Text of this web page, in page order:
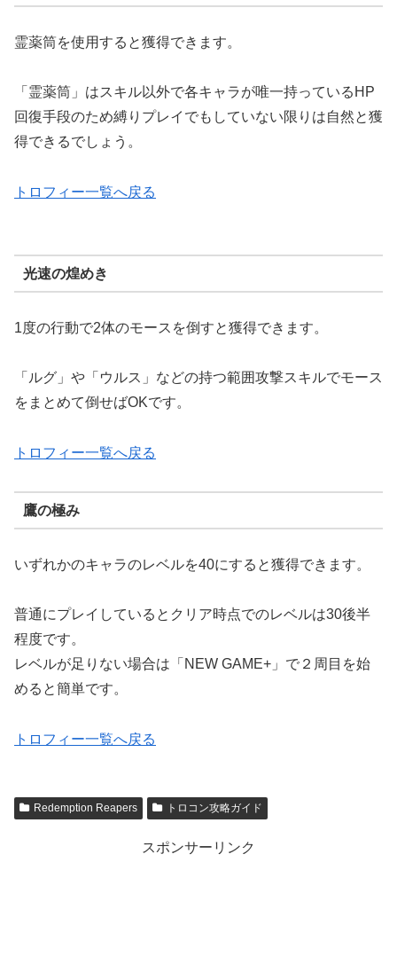
霊薬筒を使用すると獲得できます。
「霊薬筒」はスキル以外で各キャラが唯一持っているHP
回復手段のため縛りプレイでもしていない限りは自然と獲
得できるでしょう。
トロフィー一覧へ戻る
光速の煌めき
1度の行動で2体のモースを倒すと獲得できます。
「ルグ」や「ウルス」などの持つ範囲攻撃スキルでモース
をまとめて倒せばOKです。
トロフィー一覧へ戻る
鷹の極み
いずれかのキャラのレベルを40にすると獲得できます。
普通にプレイしているとクリア時点でのレベルは30後半
程度です。
レベルが足りない場合は「NEW GAME+」で２周目を始
めると簡単です。
トロフィー一覧へ戻る
Redemption Reapers トロコン攻略ガイド
スポンサーリンク